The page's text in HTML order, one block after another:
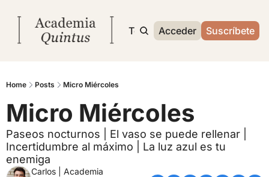
Inicio Archivo Temas Sobre mí
Acceder Suscríbete
Home Posts Micro Miércoles
Micro Miércoles
Paseos nocturnos | El vaso se puede rellenar |
Incertidumbre al máximo | La luz azul es tu
enemiga
Carlos | Academia